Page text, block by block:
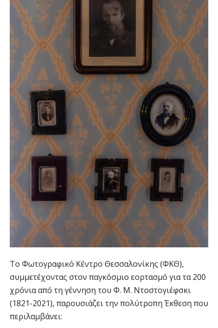
Το Φωτογραφικό Κέντρο Θεσσαλονίκης (ΦΚΘ),
συμμετέχοντας στον παγκόσμιο εορτασμό για τα 200
χρόνια από τη γέννηση του Φ. Μ. Ντοστογιέφσκι
(1821-2021), παρουσιάζει την πολύτροπη Έκθεση που
περιλαμβάνει: